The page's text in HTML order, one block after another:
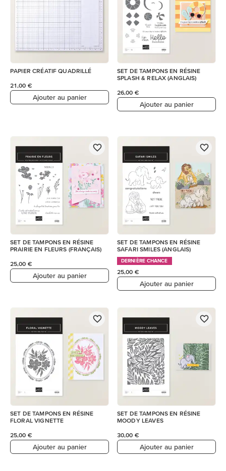
PAPIER CRÉATIF QUADRILLÉ
21,00 €
Ajouter au panier
SET DE TAMPONS EN RÉSINE
SPLASH & RELAX (ANGLAIS)
26,00 €
Ajouter au panier
SET DE TAMPONS EN RÉSINE
PRAIRIE EN FLEURS (FRANÇAIS)
25,00 €
Ajouter au panier
SET DE TAMPONS EN RÉSINE
SAFARI SMILES (ANGLAIS)
DERNIÈRE CHANCE
25,00 €
Ajouter au panier
SET DE TAMPONS EN RÉSINE
FLORAL VIGNETTE
25,00 €
Ajouter au panier
SET DE TAMPONS EN RÉSINE
MOODY LEAVES
30,00 €
Ajouter au panier